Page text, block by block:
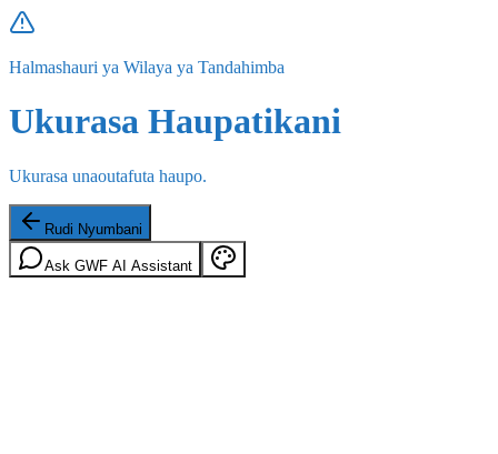
Halmashauri ya Wilaya ya Tandahimba
Ukurasa Haupatikani
Ukurasa unaoutafuta haupo.
Rudi Nyumbani
Ask GWF AI Assistant